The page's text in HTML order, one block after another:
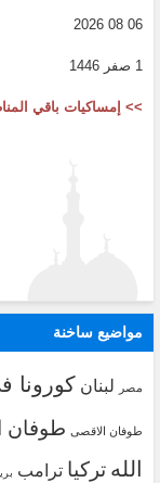
06 08 2026
1 صفر 1446
>> إمساكيات باقي
مواضيع ساخنة
مصر لبنان كورونا
طوفان الاقصى طوفان
الله تركيا ترامب